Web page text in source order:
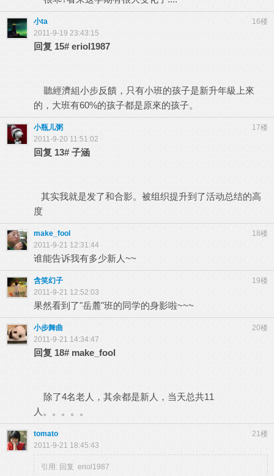
16楼
小ta
2011-9-19 23:43:15
回复 15# eriol1987
聽經濟組小步反饋，只有小班的孩子是新升年級上來
的，大班有60%的孩子都是原來的孩子。
17楼
小瓶儿粥
2011-9-20 11:51:02
回复 13# 子涵
其实我就是发了和合影。被组织提升到了活动总结的高
度
18楼
make_fool
2011-9-21 12:31:44
谁能告诉我有多少新人~~
19楼
含笑幻子
2011-9-21 12:52:03
果然看到了"岳麓"班的同学的身影啦~~~
20楼
小步舞曲
2011-9-21 14:34:47
回复 18# make_fool
除了4名老人，其余都是新人，当天总共11
人。。。。。
21楼
tomato
2011-9-21 18:45:43
引用: 回复 eriol1987